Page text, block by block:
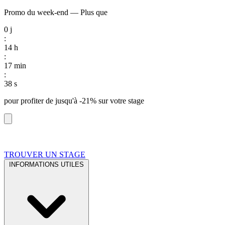
Promo du week-end — Plus que
0 j
:
14 h
:
17 min
:
37 s
pour profiter de jusqu'à -21% sur votre stage
TROUVER UN STAGE
INFORMATIONS UTILES